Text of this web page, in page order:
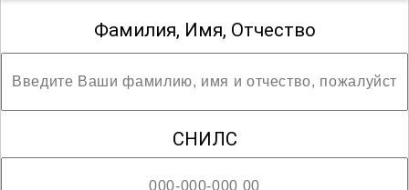
Фамилия, Имя, Отчество
СНИЛС